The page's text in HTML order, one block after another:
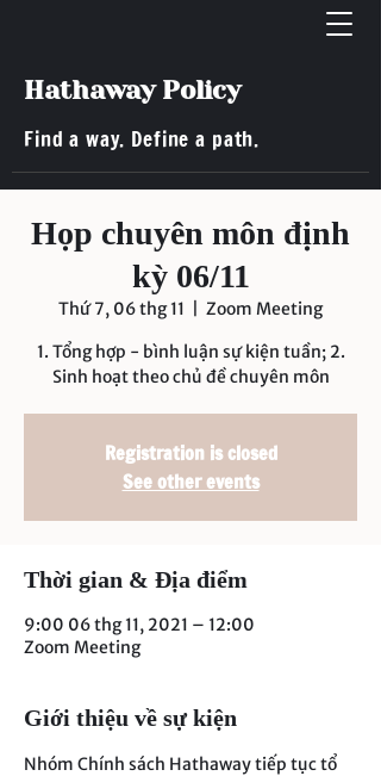
Hathaway Policy
Find a way. Define a path.
Họp chuyên môn định
kỳ 06/11
Thứ 7, 06 thg 11
Zoom Meeting
1. Tổng hợp - bình luận sự kiện tuần; 2.
Sinh hoạt theo chủ đề chuyên môn
Registration is closed
See other events
Thời gian & Địa điểm
9:00 06 thg 11, 2021 – 12:00
Zoom Meeting
Giới thiệu về sự kiện
Nhóm Chính sách Hathaway tiếp tục tổ